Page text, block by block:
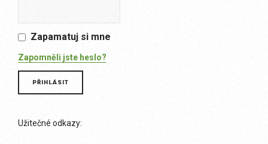
Zapamatuj si mne
Zapomněli jste heslo?
Užitečné odkazy: